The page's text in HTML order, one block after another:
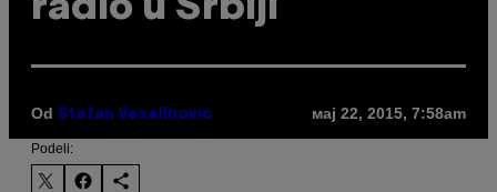
radio u Srbiji
Od Stefan Veselinovic мај 22, 2015, 7:58am
Podeli: